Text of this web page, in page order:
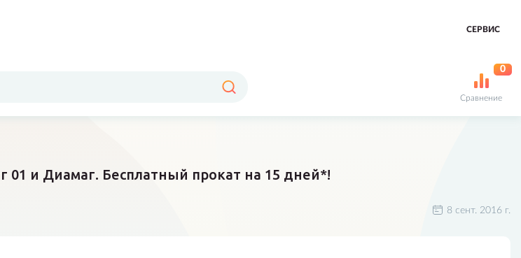
СЕРВИС
Сравнение
0
01 и Диамаг. Бесплатный прокат на 15 дней*!
8 сент. 2016 г.